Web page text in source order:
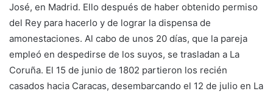
José, en Madrid. Ello después de haber obtenido permiso
del Rey para hacerlo y de lograr la dispensa de
amonestaciones. Al cabo de unos 20 días, que la pareja
empleó en despedirse de los suyos, se trasladan a La
Coruña. El 15 de junio de 1802 partieron los recién
casados hacia Caracas, desembarcando el 12 de julio en La